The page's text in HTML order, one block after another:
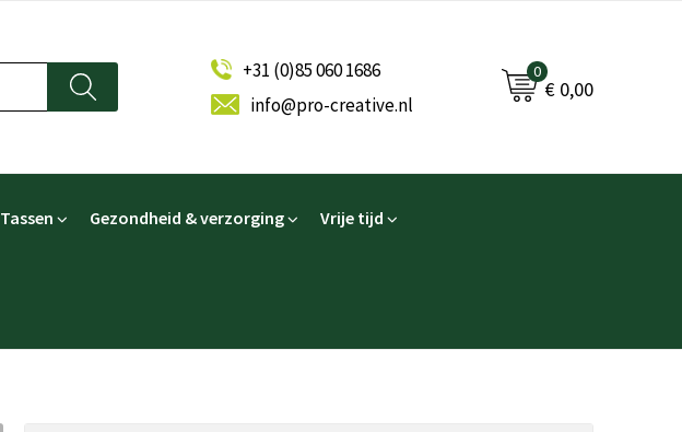
+31 (0)85 060 1686
info@pro-creative.nl
0
€ 0,00
Tassen Gezondheid & verzorging Vrije tijd